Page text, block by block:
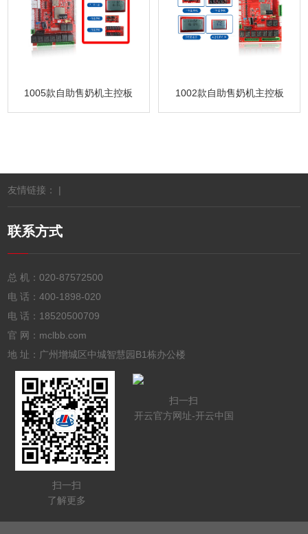
1005款自助售奶机主控板 1002款自助售奶机主控板
友情链接： |
联系方式
总 机：020-87572500
电 话：400-1898-020
电 话： 18520500709
官 网：mclbb.com
地 址：广州增城区中城智慧园B1栋办公楼
扫一扫
了解更多
扫一扫
开云官方网址-开云中国